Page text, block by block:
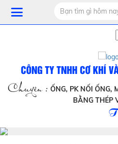
CÔNG TY TNHH CƠ KHÍ
Chuyên : ỐNG, PK NỐI ỐNG,
BẰNG THÉP